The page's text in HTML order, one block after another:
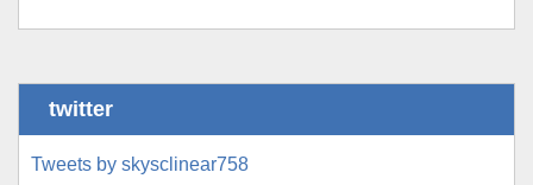
twitter
Tweets by skysclinear758